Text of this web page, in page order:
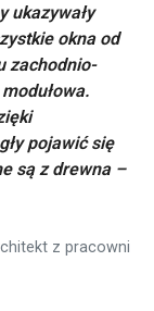
ukazywały
okna od
zachodnio-
pojawić się
są z drewna –
z pracowni